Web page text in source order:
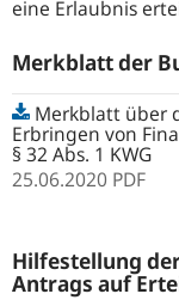
eine Erlaubnis
Merkblatt der
Merkblatt über
Erbringen von
§ 32 Abs. 1 KWG
25.06.2020 PDF
Hilfestellung
Antrags auf